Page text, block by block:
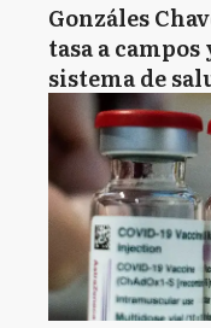
Gonzáles
tasa a
sistema de